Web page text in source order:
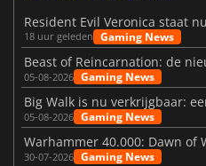
18 uur geleden Gaming News
05-08-2026 Gaming News
05-08-2026 Gaming News
30-07-2026 Gaming News